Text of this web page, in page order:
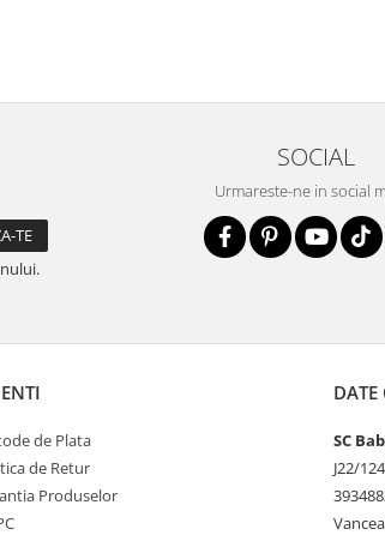
SOCIAL
Urmareste-ne in social
de Plata
de Retur
Produselor
DATE
SC
J22/